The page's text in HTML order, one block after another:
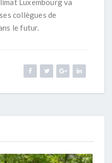
Luxembourg va
collègues de
le futur.